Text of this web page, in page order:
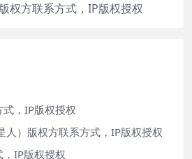
权方联系方式，IP版权授权
，IP版权授权
人）版权方联系方式，IP版权授权
IP版权授权